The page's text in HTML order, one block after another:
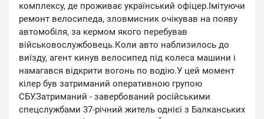
комплексу, де проживає український офіцер.Імітуючи
ремонт велосипеда, зловмисник очікував на появу
автомобіля, за кермом якого перебував
військовослужбовець.Коли авто наблизилось до
виїзду, агент кинув велосипед під колеса машини і
намагався відкрити вогонь по водію.У цей момент
кілер був затриманий оперативною групою
СБУ.Затриманий - завербований російськими
спецслужбами 37-річний житель однієї з Балканських